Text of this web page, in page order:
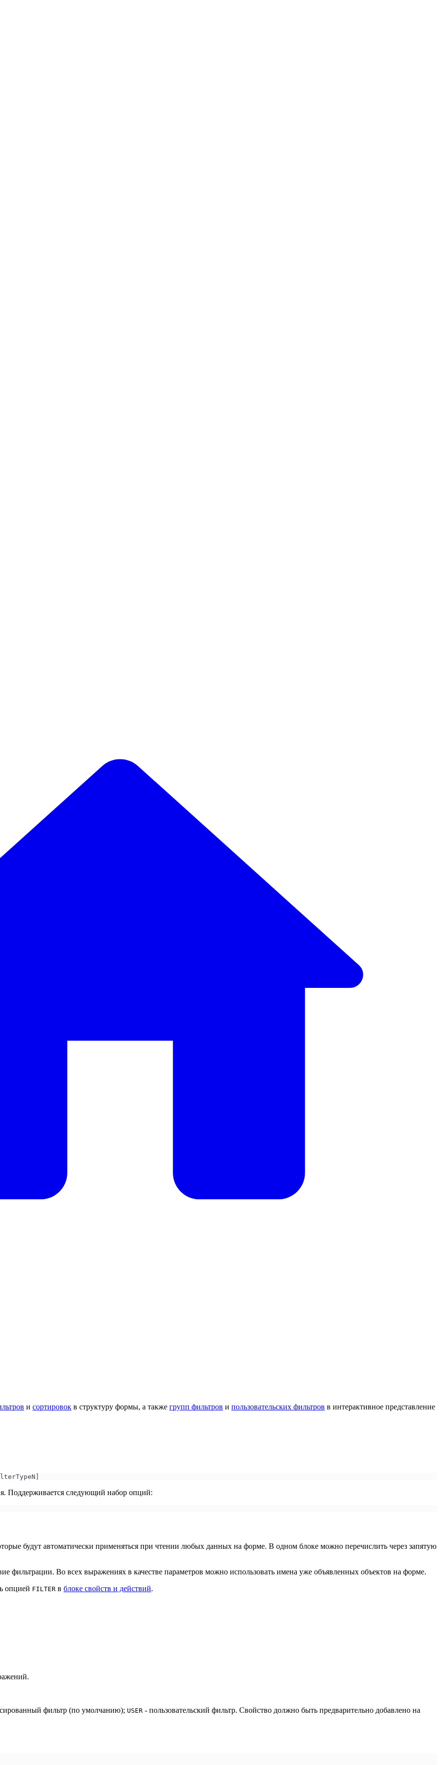
и сортировок в структуру формы, а также групп фильтров и пользовательских фильтров в интерактивное представление
Поддерживается следующий набор опций:
будут автоматически применяться при чтении любых данных на форме. В одном блоке можно перечислить через запятую
фильтрации. Во всех выражениях в качестве параметров можно использовать имена уже объявленных объектов на форме.
опцией FILTER в блоке свойств и действий.
фильтр (по умолчанию); USER - пользовательский фильтр. Свойство должно быть предварительно добавлено на